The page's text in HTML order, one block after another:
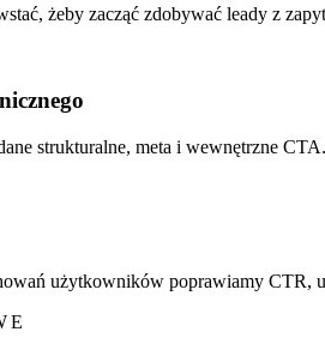
żeby zacząć zdobywać leady z
strukturalne, meta i wewnętrzne CTA.
użytkowników poprawiamy CTR,